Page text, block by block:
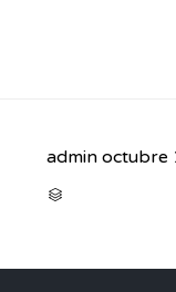
admin octubre
